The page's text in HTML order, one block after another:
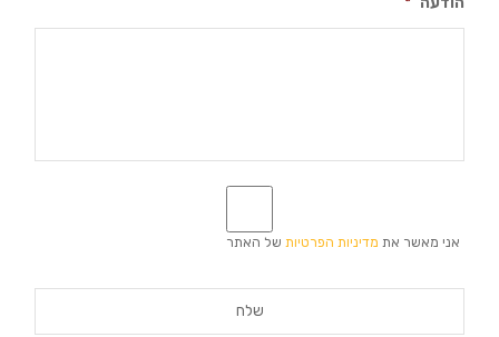
אני מאשר את מדיניות הפרטיות של האתר